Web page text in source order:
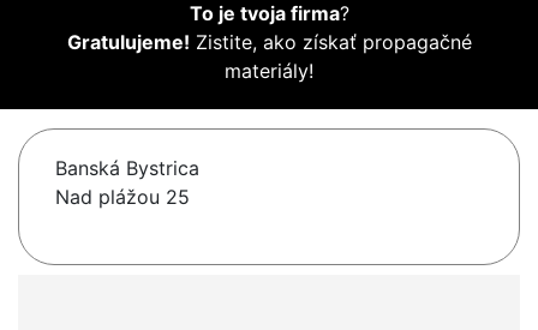
To je tvoja firma?
Gratulujeme! Zistite, ako získať propagačné
materiály!
Banská Bystrica
Nad plážou 25